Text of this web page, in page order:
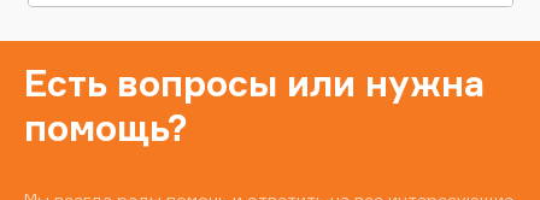
Есть вопросы или нужна
помощь?